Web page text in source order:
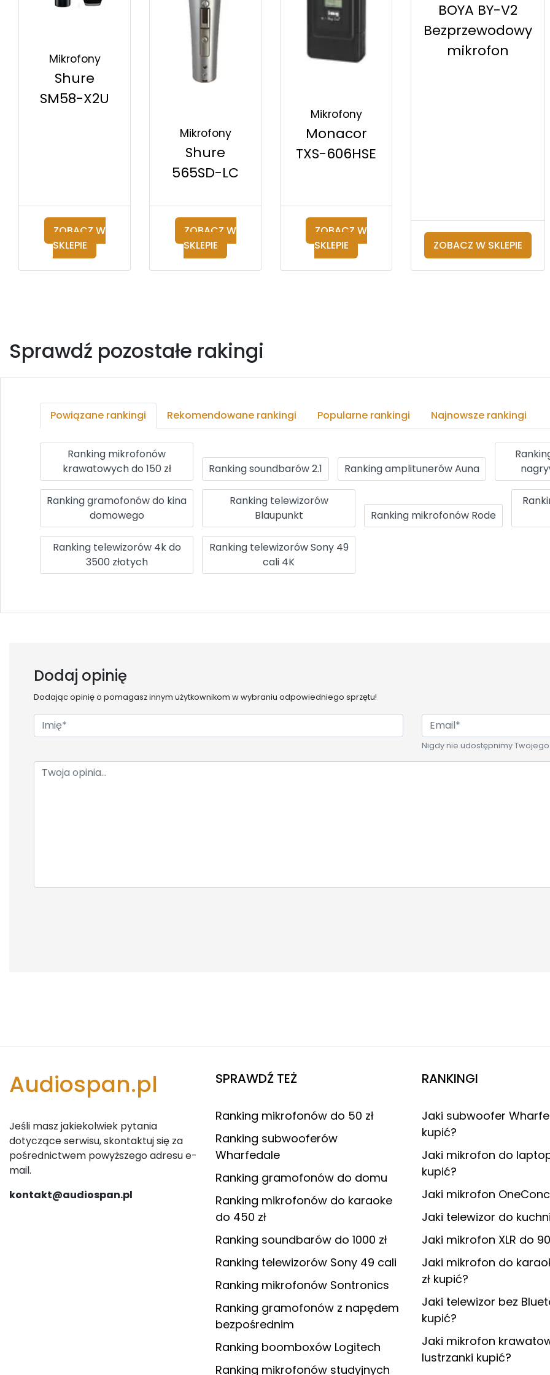
Mikrofony
Shure
SM58-X2U
ZOBACZ W
SKLEPIE
Mikrofony
Shure
565SD-LC
ZOBACZ W
SKLEPIE
Mikrofony
Monacor
TXS-606HSE
ZOBACZ W
SKLEPIE
BOYA BY-V2
Bezprzewodowy
mikrofon
ZOBACZ W SKLEPIE
Sprawdź pozostałe rakingi
Powiązane rankingi Rekomendowane rankingi Popularne rankingi Najnowsze rankingi
Ranking mikrofonów
krawatowych do 150 zł
Ranking soundbarów 2.1 Ranking amplitunerów Auna
Ranking gramofonów do kina
domowego
Ranking telewizorów
Blaupunkt
Ranking mikrofonów Rode
Ranking telewizorów 4k do
3500 złotych
Ranking telewizorów Sony 49
cali 4K
Dodaj opinię
Dodając opinię o pomagasz innym użytkownikom w wybraniu odpowiedniego sprzętu!
Nigdy nie udostępnimy
Audiospan.pl
Jeśli masz jakiekolwiek pytania
dotyczące serwisu, skontaktuj się za
pośrednictwem powyższego adresu e-
mail.
kontakt@audiospan.pl
SPRAWDŹ TEŻ
Ranking mikrofonów do 50 zł
Ranking subwooferów
Wharfedale
Ranking gramofonów do domu
Ranking mikrofonów do karaoke
do 450 zł
Ranking soundbarów do 1000 zł
Ranking telewizorów Sony 49 cali
Ranking mikrofonów Sontronics
Ranking gramofonów z napędem
bezpośrednim
Ranking boomboxów Logitech
Ranking mikrofonów studyjnych
RANKINGI
Jaki subwoofer
kupić?
Jaki mikrofon do
kupić?
Jaki mikrofon
Jaki telewizor do
Jaki mikrofon XLR do
Jaki mikrofon do
zł kupić?
Jaki telewizor bez
kupić?
Jaki mikrofon
lustrzanki kupić?